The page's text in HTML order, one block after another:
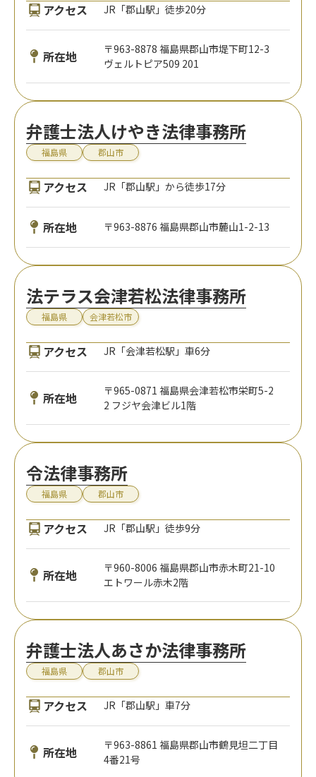
アクセス JR「郡山駅」徒歩20分
所在地
〒963-8878 福島県郡山市堤下町12-3
ヴェルトピア509 201
弁護士法人けやき法律事務所
福島県 郡山市
アクセス JR「郡山駅」から徒歩17分
所在地 〒963-8876 福島県郡山市麓山1-2-13
法テラス会津若松法律事務所
福島県 会津若松市
アクセス JR「会津若松駅」車6分
所在地
〒965-0871 福島県会津若松市栄町5-2
2 フジヤ会津ビル1階
令法律事務所
福島県 郡山市
アクセス JR「郡山駅」徒歩9分
所在地
〒960-8006 福島県郡山市赤木町21-10
エトワール赤木2階
弁護士法人あさか法律事務所
福島県 郡山市
アクセス JR「郡山駅」車7分
所在地
〒963-8861 福島県郡山市鶴見坦二丁目
4番21号